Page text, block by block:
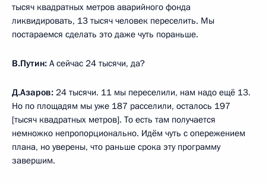
тысяч квадратных метров аварийного фонда
ликвидировать, 13 тысяч человек переселить. Мы
постараемся сделать это даже чуть пораньше.
В.Путин: А сейчас 24 тысячи, да?
Д.Азаров: 24 тысячи. 11 мы переселили, нам надо ещё 13.
Но по площадям мы уже 187 расселили, осталось 197
[тысяч квадратных метров]. То есть там получается
немножко непропорционально. Идём чуть с опережением
плана, но уверены, что раньше срока эту программу
завершим.